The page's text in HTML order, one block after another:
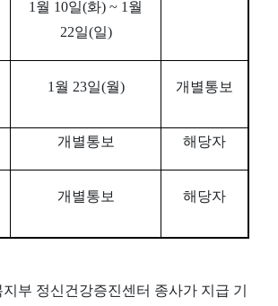
1 월 10일(화) ~ 1 월
22일(일)
1 월 23일(월) 개별통보
개별통보 해당자
개별통보 해당자
지부 정신건강증진센터 종사가 지급 기